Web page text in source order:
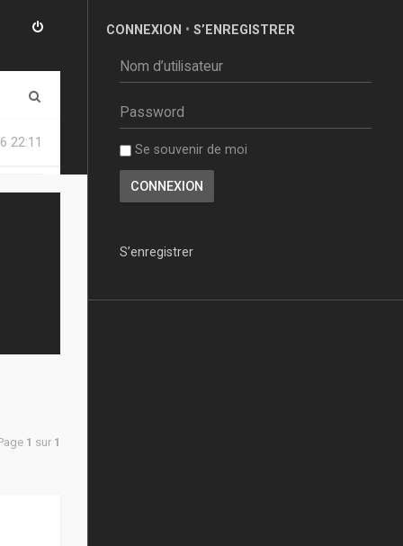
22:11
1 sur 1
CONNEXION • S’ENREGISTRER
Se souvenir de moi
S’enregistrer